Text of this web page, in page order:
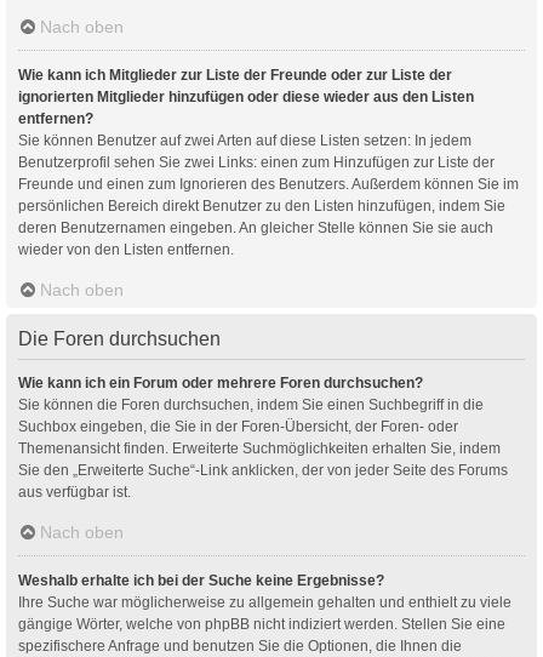
Nach oben
Wie kann ich Mitglieder zur Liste der Freunde oder zur Liste der
ignorierten Mitglieder hinzufügen oder diese wieder aus den Listen
entfernen?
Sie können Benutzer auf zwei Arten auf diese Listen setzen: In jedem
Benutzerprofil sehen Sie zwei Links: einen zum Hinzufügen zur Liste der
Freunde und einen zum Ignorieren des Benutzers. Außerdem können Sie im
persönlichen Bereich direkt Benutzer zu den Listen hinzufügen, indem Sie
deren Benutzernamen eingeben. An gleicher Stelle können Sie sie auch
wieder von den Listen entfernen.
Nach oben
Die Foren durchsuchen
Wie kann ich ein Forum oder mehrere Foren durchsuchen?
Sie können die Foren durchsuchen, indem Sie einen Suchbegriff in die
Suchbox eingeben, die Sie in der Foren-Übersicht, der Foren- oder
Themenansicht finden. Erweiterte Suchmöglichkeiten erhalten Sie, indem
Sie den „Erweiterte Suche“-Link anklicken, der von jeder Seite des Forums
aus verfügbar ist.
Nach oben
Weshalb erhalte ich bei der Suche keine Ergebnisse?
Ihre Suche war möglicherweise zu allgemein gehalten und enthielt zu viele
gängige Wörter, welche von phpBB nicht indiziert werden. Stellen Sie eine
spezifischere Anfrage und benutzen Sie die Optionen, die Ihnen die